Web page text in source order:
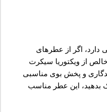
اگر از عطرهای
از ویکتوریا سیکرت
و پخش بوی مناسبی
بدهید، این عطر مناسب